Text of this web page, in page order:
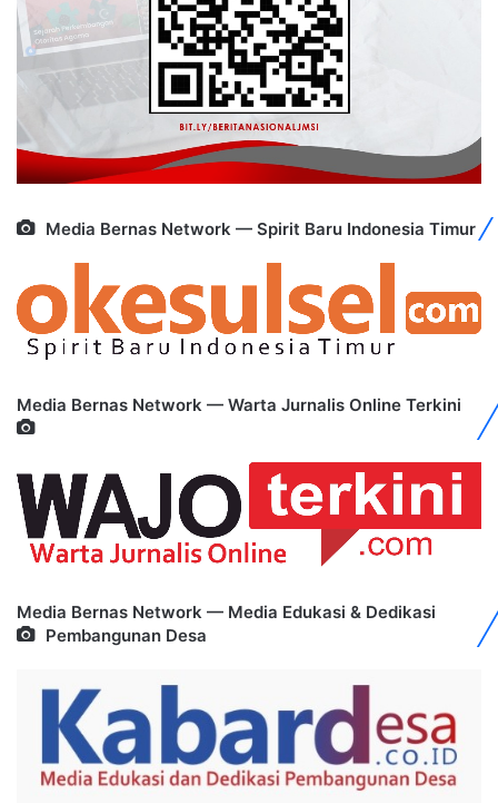
Media Bernas Network — Spirit Baru Indonesia Timur
Media Bernas Network — Warta Jurnalis Online Terkini
Media Bernas Network — Media Edukasi & Dedikasi
Pembangunan Desa